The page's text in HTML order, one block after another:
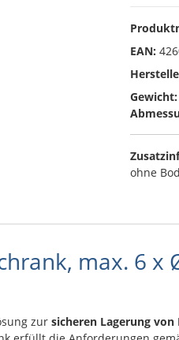
EAN:
Gewicht:
ohne
max. 6 x
zur sicheren Lagerung